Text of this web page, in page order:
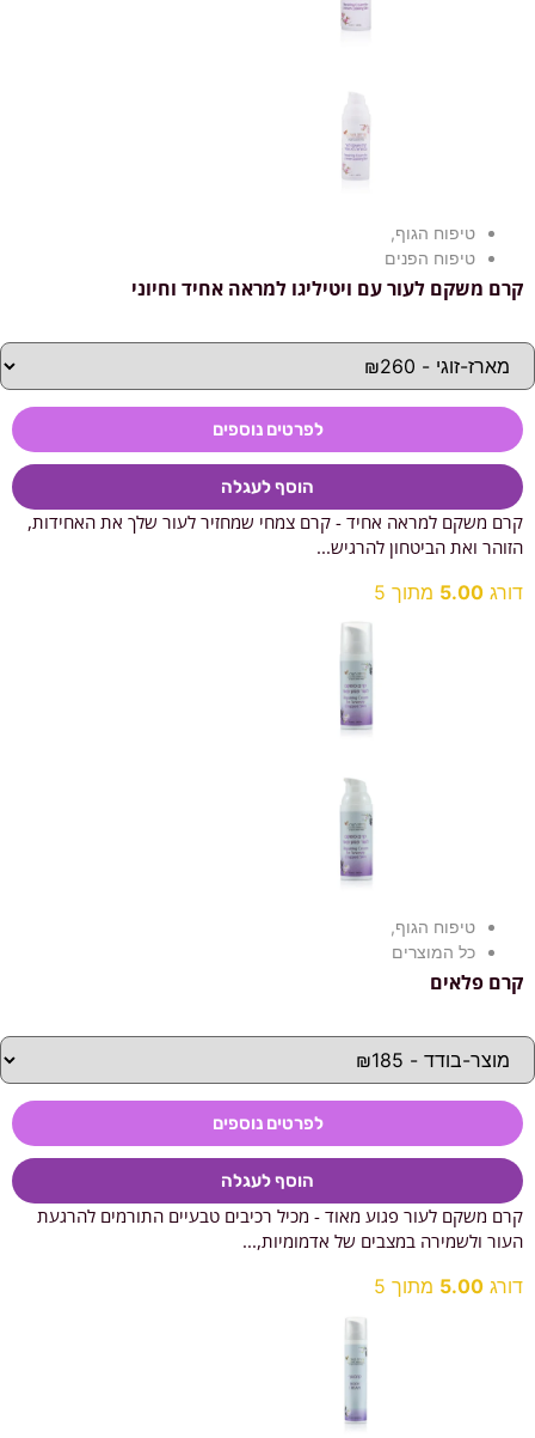
טיפוח הגוף,
טיפוח הפנים
קרם משקם לעור עם ויטיליגו למראה אחיד וחיוני
לפרטים נוספים
הוסף לעגלה
קרם משקם למראה אחיד - קרם צמחי שמחזיר לעור שלך את האחידות,
הזוהר ואת הביטחון להרגיש...
דורג 5.00 מתוך 5
טיפוח הגוף,
כל המוצרים
קרם פלאים
לפרטים נוספים
הוסף לעגלה
קרם משקם לעור פגוע מאוד - מכיל רכיבים טבעיים התורמים להרגעת
העור ולשמירה במצבים של אדמומיות,...
דורג 5.00 מתוך 5